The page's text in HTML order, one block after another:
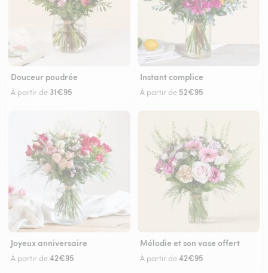
Douceur poudrée
À partir de 31€95
Instant complice
À partir de 52€95
Joyeux anniversaire
À partir de42€95
Mélodie et son vase offert
À partir de42€95